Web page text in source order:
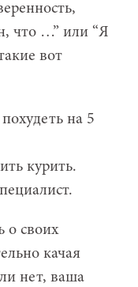
что …” или “Я
вот
на 5
курить.
о своих
качая
нет, ваша